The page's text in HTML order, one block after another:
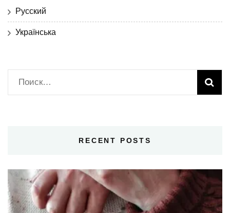
Русский
Українська
Найти:
RECENT POSTS